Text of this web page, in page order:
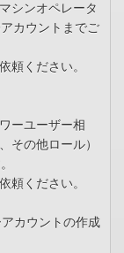
シンオペレータ
カウントまでご
頼ください。
ーユーザー相
その他ロール）
頼ください。
カウントの作成